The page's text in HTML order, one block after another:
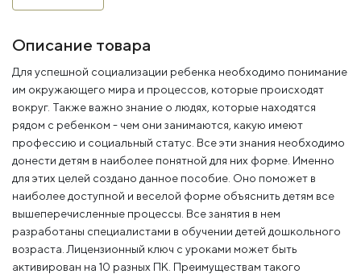
Описание товара
Для успешной социализации ребенка необходимо понимание
им окружающего мира и процессов, которые происходят
вокруг. Также важно знание о людях, которые находятся
рядом с ребенком - чем они занимаются, какую имеют
профессию и социальный статус. Все эти знания необходимо
донести детям в наиболее понятной для них форме. Именно
для этих целей создано данное пособие. Оно поможет в
наиболее доступной и веселой форме объяснить детям все
вышеперечисленные процессы. Все занятия в нем
разработаны специалистами в обучении детей дошкольного
возраста. Лицензионный ключ с уроками может быть
активирован на 10 разных ПК. Преимуществам такого